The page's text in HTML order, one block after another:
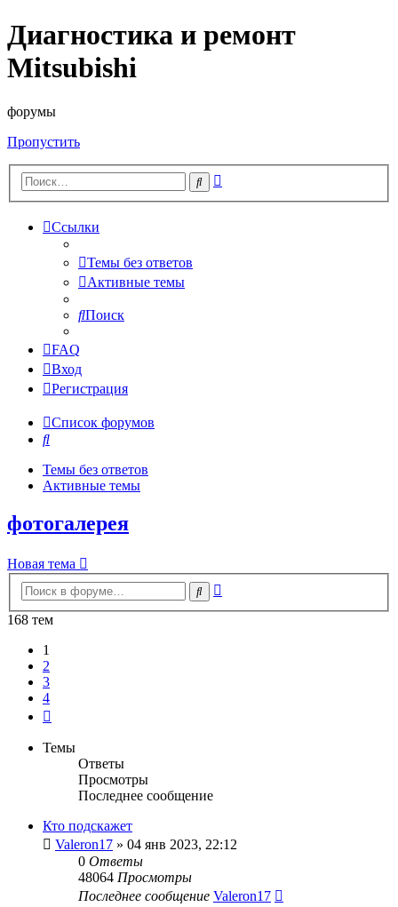
Диагностика и ремонт
Mitsubishi
форумы
Пропустить
Поиск
Ссылки
Темы без ответов
Активные темы
Поиск
FAQ
Вход
Регистрация
Список форумов
Поиск
Темы без ответов
Активные темы
фотогалерея
Новая тема
Поиск
168 тем
1
2
3
4
Темы
Ответы
Просмотры
Последнее сообщение
Кто подскажет
Valeron17 » 04 янв 2023, 22:12
0 Ответы
48064 Просмотры
Последнее сообщение Valeron17